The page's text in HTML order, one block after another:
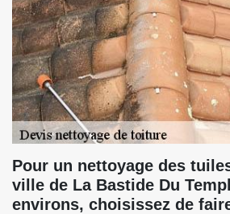
Pour un nettoyage des
ville de La Bastide Du
environs, choisissez de